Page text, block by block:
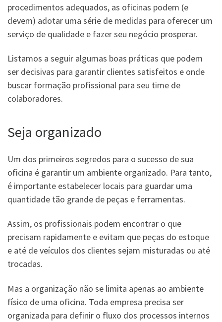
procedimentos adequados, as oficinas podem (e
devem) adotar uma série de medidas para oferecer um
serviço de qualidade e fazer seu negócio prosperar.
Listamos a seguir algumas boas práticas que podem
ser decisivas para garantir clientes satisfeitos e onde
buscar formação profissional para seu time de
colaboradores.
Seja organizado
Um dos primeiros segredos para o sucesso de sua
oficina é garantir um ambiente organizado. Para tanto,
é importante estabelecer locais para guardar uma
quantidade tão grande de peças e ferramentas.
Assim, os profissionais podem encontrar o que
precisam rapidamente e evitam que peças do estoque
e até de veículos dos clientes sejam misturadas ou até
trocadas.
Mas a organização não se limita apenas ao ambiente
físico de uma oficina. Toda empresa precisa ser
organizada para definir o fluxo dos processos internos